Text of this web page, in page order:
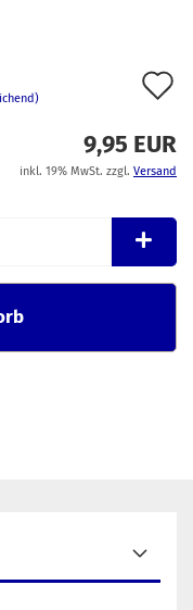
9,95 EUR
inkl. 19% MwSt. zzgl. Versand